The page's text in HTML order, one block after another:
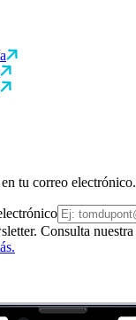
tu correo electrónico.
Consulta nuestra